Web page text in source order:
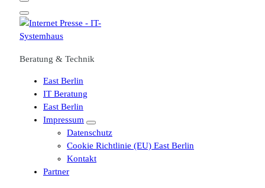
Beratung & Technik
East Berlin
IT Beratung
East Berlin
Impressum
Datenschutz
Cookie Richtlinie (EU) East Berlin
Kontakt
Partner